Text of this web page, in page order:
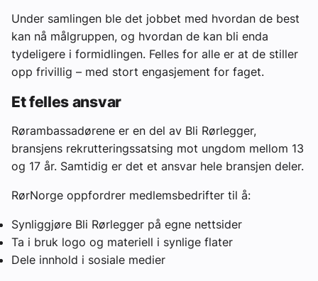
Under samlingen ble det jobbet med hvordan de best
kan nå målgruppen, og hvordan de kan bli enda
tydeligere i formidlingen. Felles for alle er at de stiller
opp frivillig – med stort engasjement for faget.
Et felles ansvar
Rørambassadørene er en del av Bli Rørlegger,
bransjens rekrutteringssatsing mot ungdom mellom 13
og 17 år. Samtidig er det et ansvar hele bransjen deler.
RørNorge oppfordrer medlemsbedrifter til å:
Synliggjøre Bli Rørlegger på egne nettsider
Ta i bruk logo og materiell i synlige flater
Dele innhold i sosiale medier